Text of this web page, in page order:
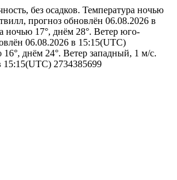
без осадков. Температура ночью
прогноз обновлён 06.08.2026 в
ночью 17°, днём 28°. Ветер юго-
06.08.2026 в 15:15(UTC)
днём 24°. Ветер западный, 1 м/с.
15:15(UTC) 2734385699